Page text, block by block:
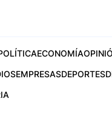
ECONOMÍA
EMPRESASDEPORTES